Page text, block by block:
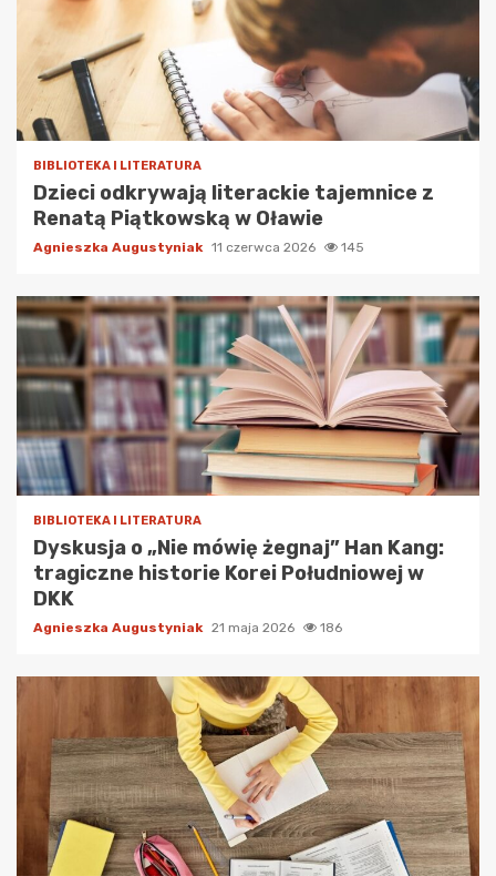
BIBLIOTEKA I LITERATURA
Dzieci odkrywają literackie tajemnice z
Renatą Piątkowską w Oławie
Agnieszka Augustyniak 11 czerwca 2026 145
BIBLIOTEKA I LITERATURA
Dyskusja o „Nie mówię żegnaj” Han Kang:
tragiczne historie Korei Południowej w
DKK
Agnieszka Augustyniak 21 maja 2026 186